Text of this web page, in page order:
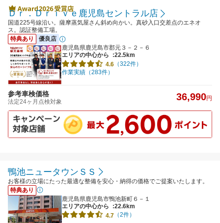
Ｄｒ．Ｄｒｉｖｅ鹿児島セントラル店
国道225号線沿い。薩摩蒸気屋さん斜め向かい。真砂入口交差点のエネオ
ス。認証整備工場。
特典あり
優良店
鹿児島県鹿児島市郡元３－２－６
エリアの中心から
:22.5km
4.6 （322件）
作業実績（283件）
参考車検価格
法定24ヶ月点検対象 36,990円
鴨池ニュータウンＳＳ
お客様の立場にたった最適な整備を安心・納得の価格でご提案いたします。
特典あり
鹿児島県鹿児島市鴨池新町６－１
エリアの中心から
:22.6km
4.7 （2件）